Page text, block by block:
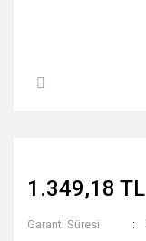
1.349,18 TL
Garanti Süresi